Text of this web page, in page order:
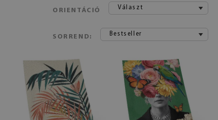
ORIENTÁCIÓ Választ
SORREND: Bestseller